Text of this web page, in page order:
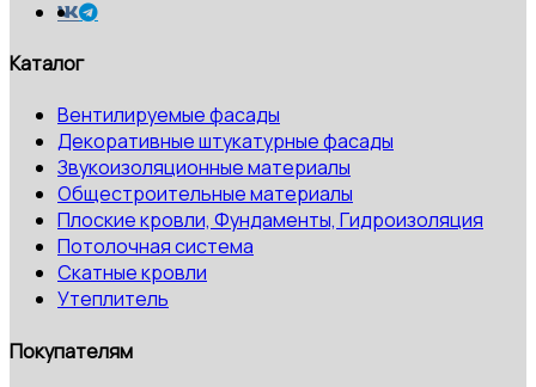
Каталог
Вентилируемые фасады
Декоративные штукатурные фасады
Звукоизоляционные материалы
Общестроительные материалы
Плоские кровли, Фундаменты, Гидроизоляция
Потолочная система
Скатные кровли
Утеплитель
Покупателям